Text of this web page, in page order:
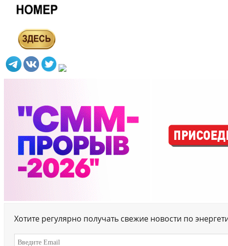
Хотите регулярно получать свежие новости по